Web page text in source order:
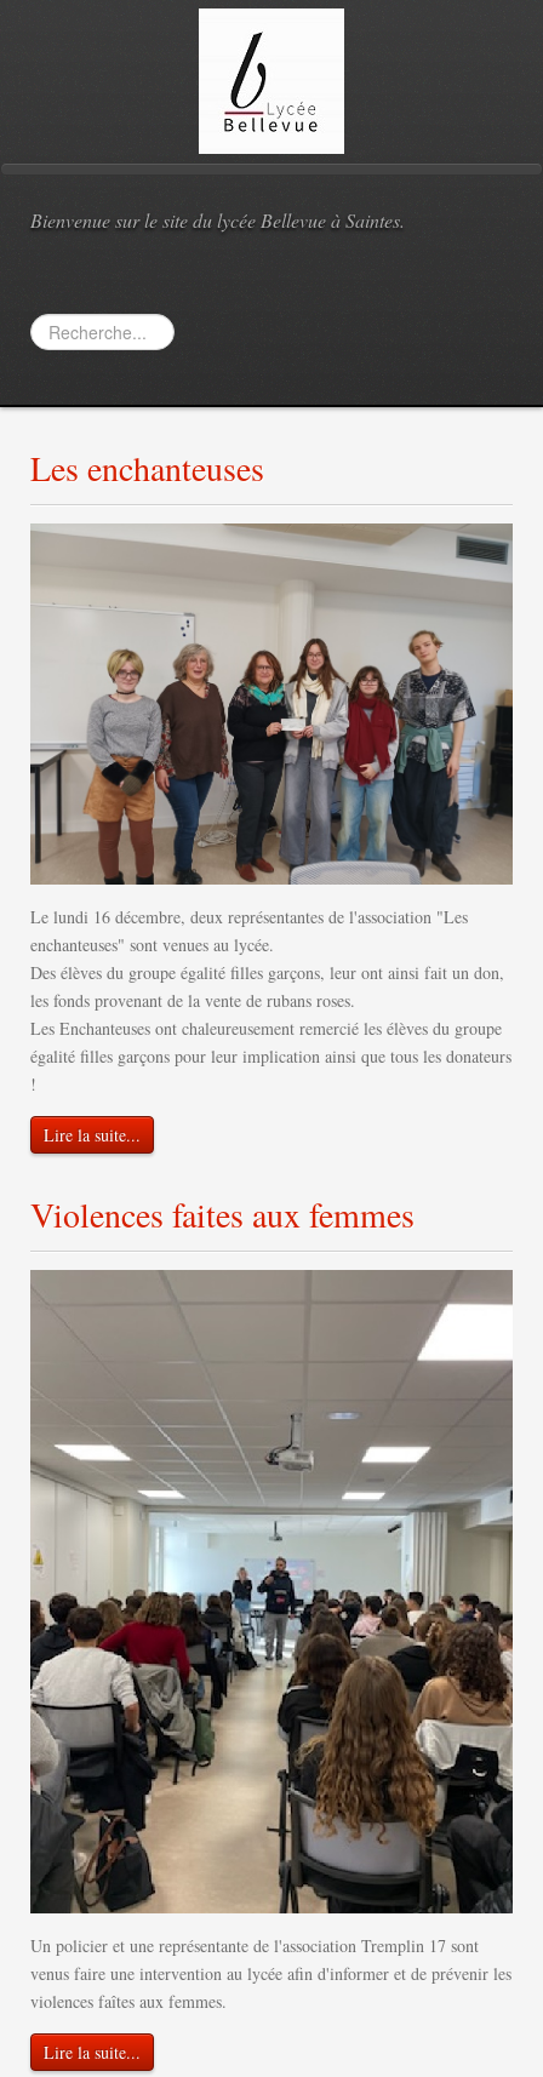
Bienvenue sur le site du lycée Bellevue à Saintes.
Rechercher
Les enchanteuses
Le lundi 16 décembre, deux représentantes de l'association "Les
enchanteuses" sont venues au lycée. ​
Des élèves du groupe égalité filles garçons, leur ont ainsi fait un don,
les fonds provenant de la vente de rubans roses.​
Les Enchanteuses ont chaleureusement remercié les élèves du groupe
égalité filles garçons pour leur implication ainsi que tous les donateurs
!
Lire la suite...
Violences faites aux femmes
Un policier et une représentante de l'association Tremplin 17 sont
venus faire une intervention au lycée afin d'informer et de prévenir les
violences faîtes aux femmes.
Lire la suite...